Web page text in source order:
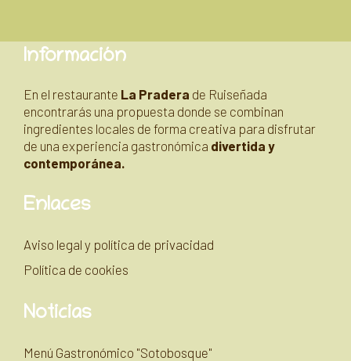
Información
En el restaurante La Pradera de Ruiseñada
encontrarás una propuesta donde se combinan
ingredientes locales de forma creativa para disfrutar
de una experiencia gastronómica divertida y
contemporánea.
Enlaces
Aviso legal y política de privacidad
Política de cookies
Noticias
Menú Gastronómico "Sotobosque"